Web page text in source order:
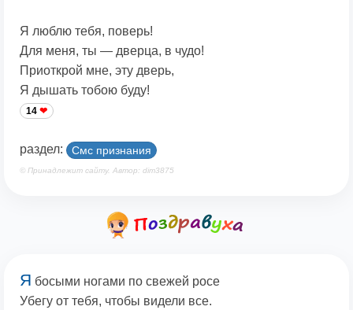
Я люблю тебя, поверь!
Для меня, ты — дверца, в чудо!
Приоткрой мне, эту дверь,
Я дышать тобою буду!
14
раздел: Смс признания
© Принадлежит сайту. Автор: dim3875
Я босыми ногами по свежей росе
Убегу от тебя, чтобы видели все.